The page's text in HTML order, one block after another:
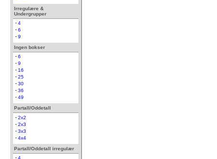
Irregulære &
Undergrupper
4
6
9
Ingen bokser
6
9
16
25
30
36
49
Partall/Oddetall
2x2
2x3
3x3
4x4
Partall/Oddetall irregulær
4